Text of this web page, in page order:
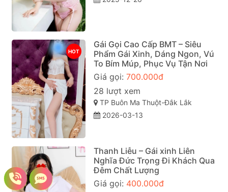
HOT
Gái Gọi Cao Cấp BMT – Siêu
Phẩm Gái Xinh, Dáng Ngon, Vú
To Bím Múp, Phục Vụ Tận Nơi
Giá gọi: 700.000đ
28 lượt xem
TP Buôn Ma Thuột-Đắk Lắk
2026-03-13
Thanh Liễu – Gái xinh Liên
Nghĩa Đức Trọng Đi Khách Qua
Đêm Chất Lượng
Giá gọi: 400.000đ